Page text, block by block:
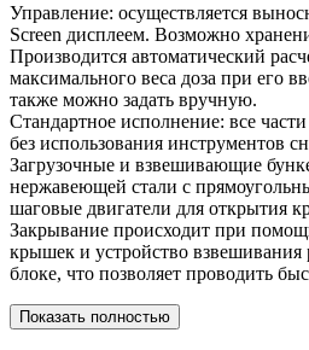
Управление: осуществляется
Screen дисплеем. Возможно
Производится автоматический
максимального веса доза при его
также можно задать вручную.
Стандартное исполнение: все
без использования инструментов
Загрузочные и взвешивающие
нержавеющей стали с
шаговые двигатели для открытия
Закрывание происходит при
крышек и устройство
блоке, что позволяет проводить
Показать полностью